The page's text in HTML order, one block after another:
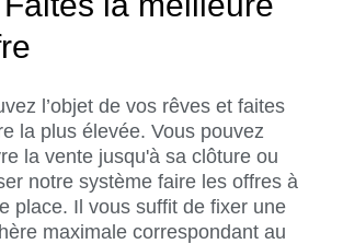
l’objet de vos rêves et faites
la plus élevée. Vous pouvez
la vente jusqu'à sa clôture ou
notre système faire les offres à
place. Il vous suffit de fixer une
maximale correspondant au